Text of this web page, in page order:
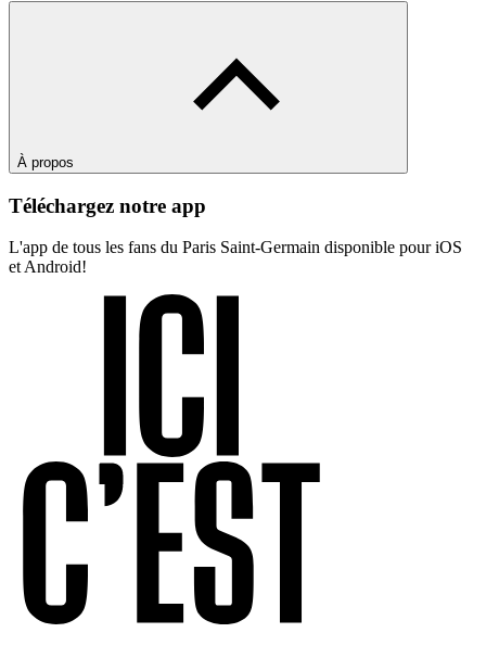
À propos
Téléchargez notre app
L'app de tous les fans du Paris Saint-Germain disponible pour iOS
et Android!